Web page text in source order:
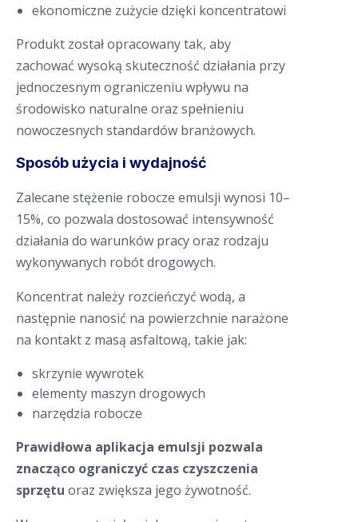
ekonomiczne zużycie dzięki koncentratowi
Produkt został opracowany tak, aby
zachować wysoką skuteczność działania przy
jednoczesnym ograniczeniu wpływu na
środowisko naturalne oraz spełnieniu
nowoczesnych standardów branżowych.
Sposób użycia i wydajność
Zalecane stężenie robocze emulsji wynosi 10–
15%, co pozwala dostosować intensywność
działania do warunków pracy oraz rodzaju
wykonywanych robót drogowych.
Koncentrat należy rozcieńczyć wodą, a
następnie nanosić na powierzchnie narażone
na kontakt z masą asfaltową, takie jak:
skrzynie wywrotek
elementy maszyn drogowych
narzędzia robocze
Prawidłowa aplikacja emulsji pozwala
znacząco ograniczyć czas czyszczenia
sprzętu oraz zwiększa jego żywotność.